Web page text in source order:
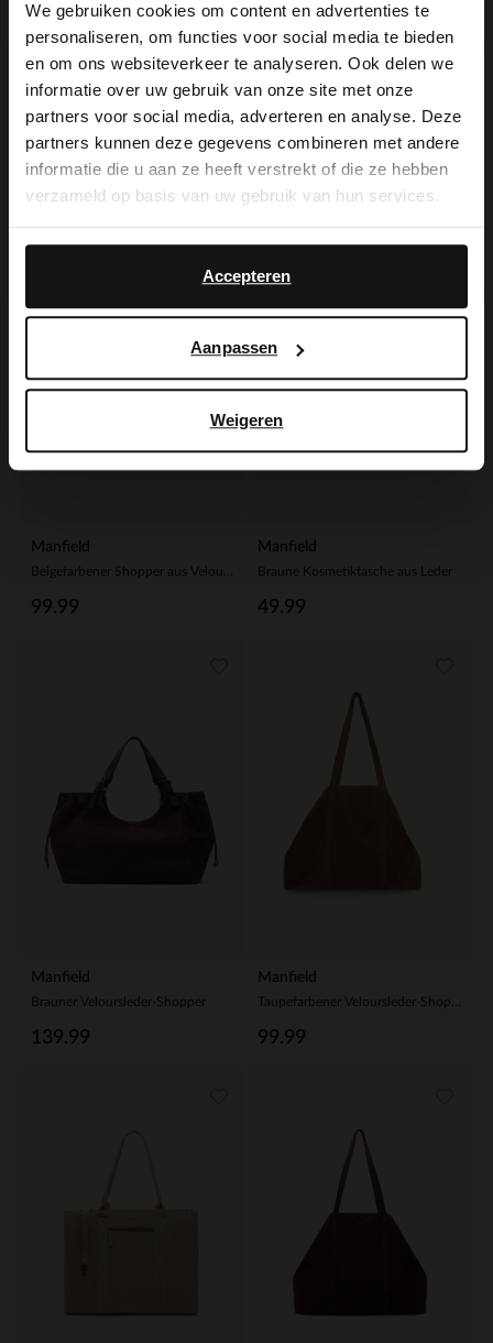
We gebruiken cookies om content en advertenties te
personaliseren, om functies voor social media te bieden
en om ons websiteverkeer te analyseren. Ook delen we
informatie over uw gebruik van onze site met onze
partners voor social media, adverteren en analyse. Deze
partners kunnen deze gegevens combineren met andere
informatie die u aan ze heeft verstrekt of die ze hebben
verzameld op basis van uw gebruik van hun services.
Accepteren
Aanpassen
Weigeren
Manfield
Dunkelbrauner Shopper aus Leder
119.99
Manfield
Brauner Ledershopper
89.99
Manfield
99.99
Manfield
Braune Kosmetiktasche aus Leder
49.99
Manfield
Brauner Veloursleder-Shopper
139.99
Manfield
99.99
×
View this website in English?
It looks like your language isn't Dutch. Would
you like to switch to English?
English